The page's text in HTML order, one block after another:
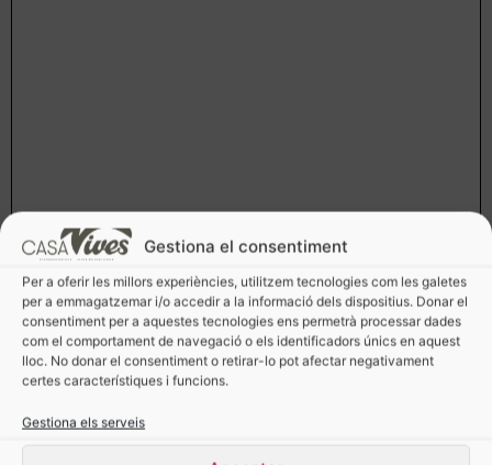
Gestiona el consentiment
Per a oferir les millors experiències, utilitzem tecnologies com les galetes
per a emmagatzemar i/o accedir a la informació dels dispositius. Donar el
consentiment per a aquestes tecnologies ens permetrà processar dades
com el comportament de navegació o els identificadors únics en aquest
lloc. No donar el consentiment o retirar-lo pot afectar negativament
certes característiques i funcions.
Gestiona els serveis